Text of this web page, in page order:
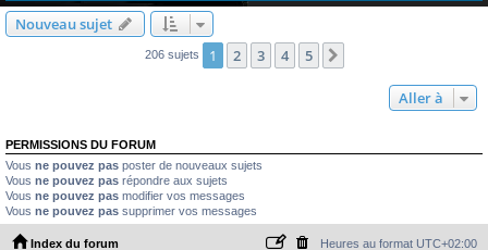
Nouveau sujet
206 sujets 1 2 3 4 5
Aller à
PERMISSIONS DU FORUM
Vous ne pouvez pas poster de nouveaux sujets
Vous ne pouvez pas répondre aux sujets
Vous ne pouvez pas modifier vos messages
Vous ne pouvez pas supprimer vos messages
Index du forum Heures au format UTC+02:00